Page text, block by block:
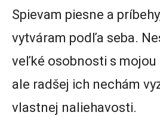
Spievam piesne a
vytváram podľa seba.
veľké osobnosti s
ale radšej ich nechám
vlastnej naliehavosti.